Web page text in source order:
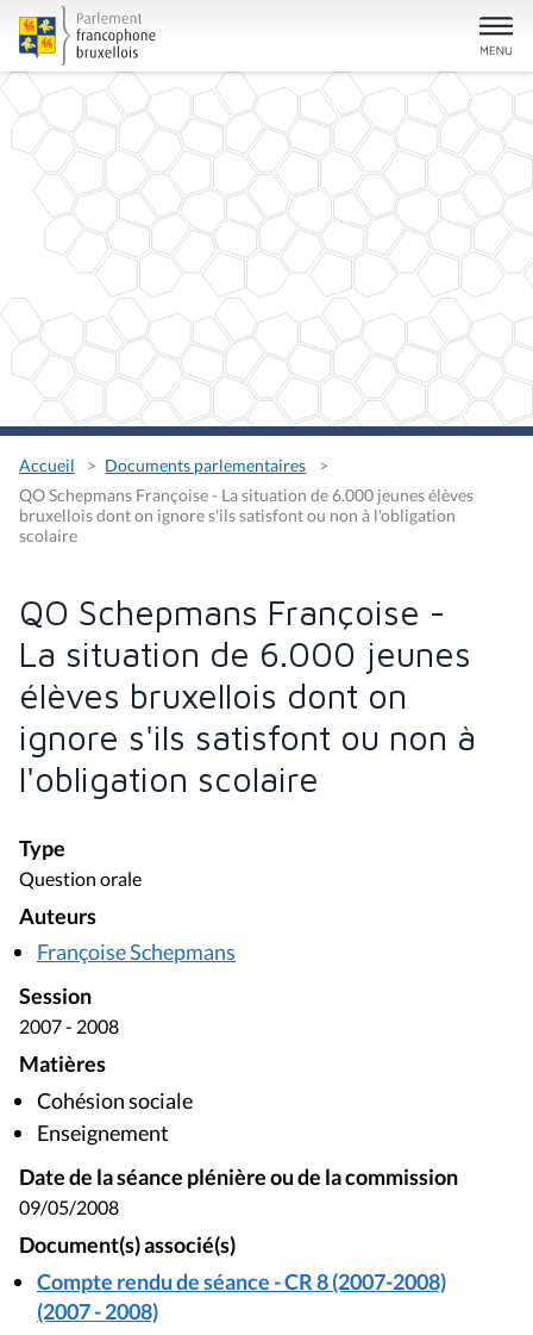
Accueil
Documents parlementaires
QO Schepmans Françoise - La situation de 6.000 jeunes élèves
bruxellois dont on ignore s'ils satisfont ou non à l'obligation
scolaire
QO Schepmans Françoise -
La situation de 6.000 jeunes
élèves bruxellois dont on
ignore s'ils satisfont ou non à
l'obligation scolaire
Type
Question orale
Auteurs
Françoise Schepmans
Session
2007 - 2008
Matières
Cohésion sociale
Enseignement
Date de la séance plénière ou de la commission
09/05/2008
Document(s) associé(s)
Compte rendu de séance - CR 8 (2007-2008)
(2007 - 2008)